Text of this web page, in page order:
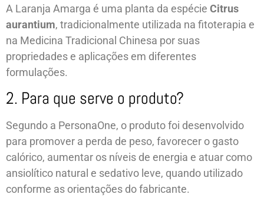
A Laranja Amarga é uma planta da espécie Citrus
aurantium, tradicionalmente utilizada na fitoterapia e
na Medicina Tradicional Chinesa por suas
propriedades e aplicações em diferentes
formulações.
2. Para que serve o produto?
Segundo a PersonaOne, o produto foi desenvolvido
para promover a perda de peso, favorecer o gasto
calórico, aumentar os níveis de energia e atuar como
ansiolítico natural e sedativo leve, quando utilizado
conforme as orientações do fabricante.